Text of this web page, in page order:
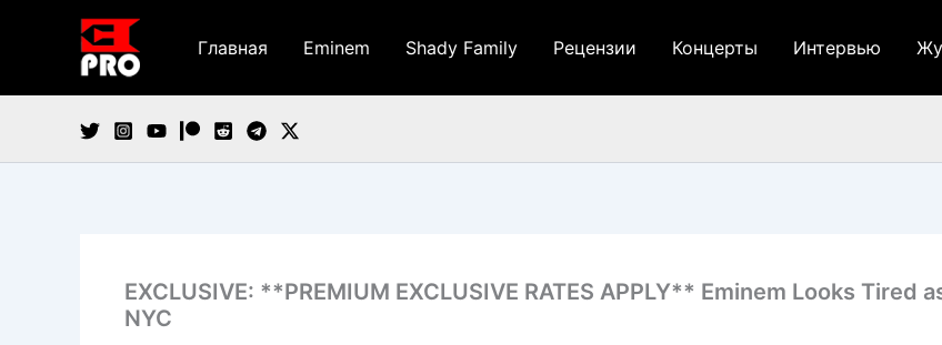
содержимому
Главная Eminem Shady Family Рецензии Концерты Интервью
EXCLUSIVE: **PREMIUM EXCLUSIVE RATES APPLY** Eminem Looks Tired
NYC